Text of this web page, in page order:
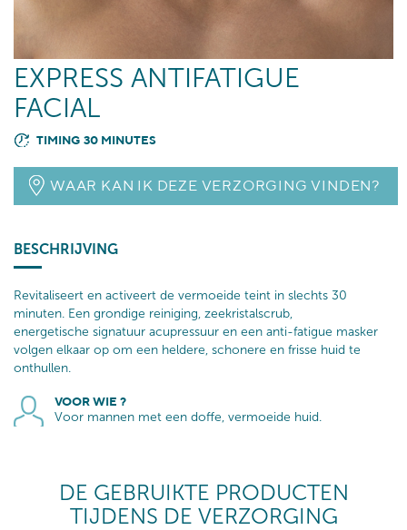
EXPRESS ANTIFATIGUE
FACIAL
TIMING 30 MINUTES
WAAR KAN IK DEZE VERZORGING VINDEN?
BESCHRIJVING
Revitaliseert en activeert de vermoeide teint in slechts 30
minuten. Een grondige reiniging, zeekristalscrub,
energetische signatuur acupressuur en een anti-fatigue masker
volgen elkaar op om een heldere, schonere en frisse huid te
onthullen.
VOOR WIE ?
Voor mannen met een doffe, vermoeide huid.
DE GEBRUIKTE PRODUCTEN
TIJDENS DE VERZORGING